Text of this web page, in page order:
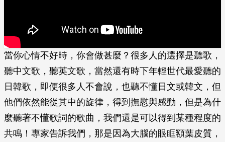
當你心情不好時，你會做甚麼？很多人的選擇是聽歌，
聽中文歌，聽英文歌，當然還有時下年輕世代最愛聽的
日韓歌，即便很多人不會說，也聽不懂日文或韓文，但
他們依然能從其中的旋律，得到撫慰與感動，但是為什
麼聽著不懂歌詞的歌曲，我們還是可以得到某種程度的
共鳴！專家告訴我們，那是因為大腦的眼眶額葉皮質，